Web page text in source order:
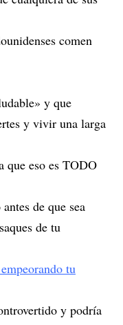
comen
y que
y vivir una larga
que eso es TODO
de que sea
de tu
tu
y podría